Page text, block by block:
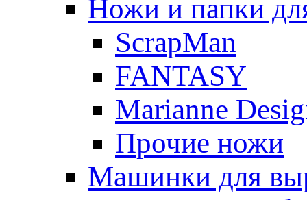
Ножи и папки
ScrapMan
FANTASY
Marianne
Прочие ножи
Машинки для